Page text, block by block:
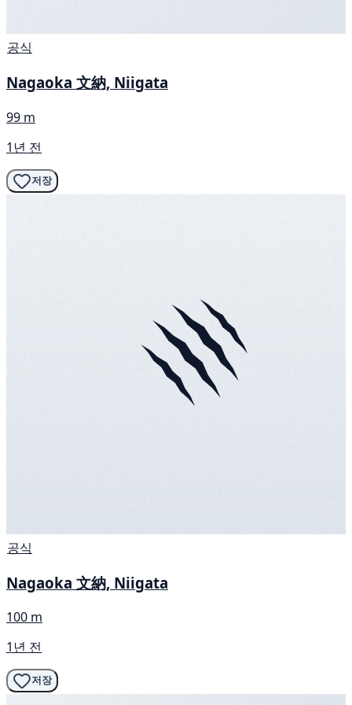
공식
Nagaoka 文納, Niigata
99 m
1년 전
저장
공식
Nagaoka 文納, Niigata
100 m
1년 전
저장